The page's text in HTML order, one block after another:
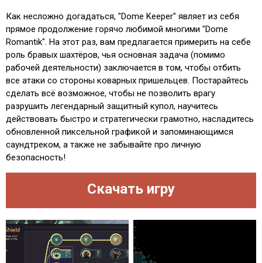
Как несложно догадаться, "Dome Keeper" являет из себя
прямое продолжение горячо любимой многими "Dome
Romantik". На этот раз, вам предлагается примерить на себе
роль бравых шахтёров, чья основная задача (помимо
рабочей деятельности) заключается в том, чтобы отбить
все атаки со стороны коварных пришельцев. Постарайтесь
сделать всё возможное, чтобы не позволить врагу
разрушить легендарный защитный купол, научитесь
действовать быстро и стратегически грамотно, насладитесь
обновленной пиксельной графикой и запоминающимся
саундтреком, а также не забывайте про личную
безопасность!
Скачать игру